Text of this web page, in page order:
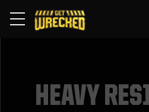
HEAVY